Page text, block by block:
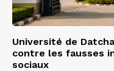
Université de
contre les fausses
sociaux